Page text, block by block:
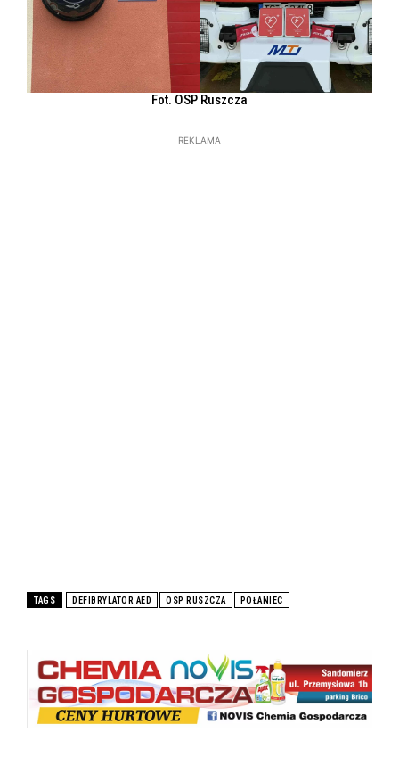
Fot. OSP Ruszcza
REKLAMA
TAGS DEFIBRYLATOR AED OSP RUSZCZA POŁANIEC